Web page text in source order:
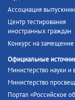
Ассоциация
Центр тестирования
иностранных граждан
Конкурс на
Официальные
Министерство науки
Министерство
Портал «Российское